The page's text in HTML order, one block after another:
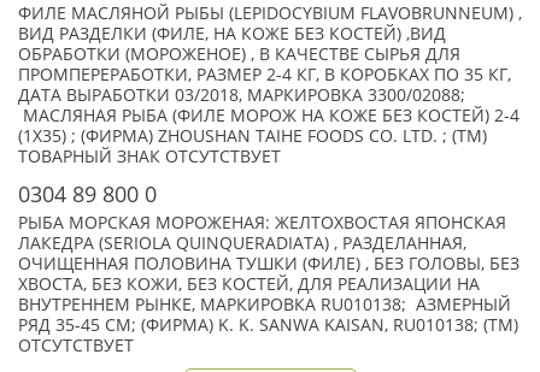
ФИЛЕ МАСЛЯНОЙ РЫБЫ (LEPIDOCYBIUM FLAVOBRUNNEUM) ,
ВИД РАЗДЕЛКИ (ФИЛЕ, НА КОЖЕ БЕЗ КОСТЕЙ) ,ВИД
ОБРАБОТКИ (МОРОЖЕНОЕ) , В КАЧЕСТВЕ СЫРЬЯ ДЛЯ
ПРОМПЕРЕРАБОТКИ, РАЗМЕР 2-4 КГ, В КОРОБКАХ ПО 35 КГ,
ДАТА ВЫРАБОТКИ 03/2018, МАРКИРОВКА 3300/02088;
МАСЛЯНАЯ РЫБА (ФИЛЕ МОРОЖ НА КОЖЕ БЕЗ КОСТЕЙ) 2-4
(1X35) ; (ФИРМА) ZHOUSHAN TAIHE FOODS СО. LTD. ; (TM)
ТОВАРНЫЙ ЗНАК ОТСУТСТВУЕТ
0304 89 800 0
РЫБА МОРСКАЯ МОРОЖЕНАЯ: ЖЕЛТОХВОСТАЯ ЯПОНСКАЯ
ЛАКЕДРА (SERIOLA QUINQUERADIATA) , РАЗДЕЛАННАЯ,
ОЧИЩЕННАЯ ПОЛОВИНА ТУШКИ (ФИЛЕ) , БЕЗ ГОЛОВЫ, БЕЗ
ХВОСТА, БЕЗ КОЖИ, БЕЗ КОСТЕЙ, ДЛЯ РЕАЛИЗАЦИИ НА
ВНУТРЕННЕМ РЫНКЕ, МАРКИРОВКА RU010138; АЗМЕРНЫЙ
РЯД 35-45 СМ; (ФИРМА) K. K. SANWA KAISAN, RU010138; (TM)
ОТСУТСТВУЕТ